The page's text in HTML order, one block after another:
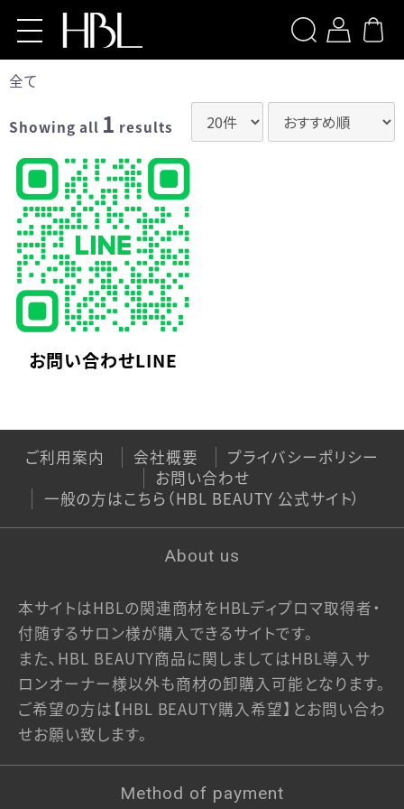
全て
Showing all 1 results
お問い合わせLINE
ご利用案内 会社概要
プライバシーポリシー
お問い合わせ
一般の方はこちら（HBL BEAUTY 公式サイト）
About us
本サイトはHBLの関連商材をHBLディプロマ取得者・
付随するサロン様が購入できるサイトです。
また、HBL BEAUTY商品に関しましてはHBL導入サ
ロンオーナー様以外も商材の卸購入可能となります。
ご希望の方は【HBL BEAUTY購入希望】とお問い合わ
せお願い致します。
Method of payment
検索
Products
【導入サロン様専用】HBL BEAUTY
【導入サロン様専用】HBL
PROFESSIONAL
【導入サロン様専用】Brow XENNA
LOGIN
ご利用ガイド
当サイトについて
利用規約
一般の方はこちら（HBL BEAUTY 公式サイト）